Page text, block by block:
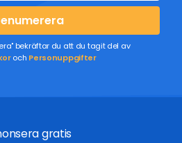
bekräftar du att du tagit del av
och Personuppgifter
gratis